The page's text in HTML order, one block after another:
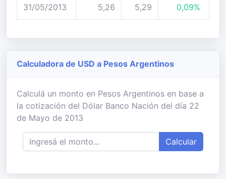
31/05/2013 5,26 5,29 0,09%
Calculadora de USD a Pesos Argentinos
Calculá un monto en Pesos Argentinos en base a
la cotización del Dólar Banco Nación del día 22
de Mayo de 2013
Calcular